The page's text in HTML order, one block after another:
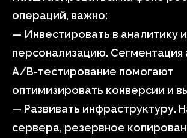
операций, важно:
— Инвестировать в аналитику и
персонализацию. Сегментация
A/B-тестирование помогают
оптимизировать конверсии и
— Развивать инфраструктуру.
сервера, резервное